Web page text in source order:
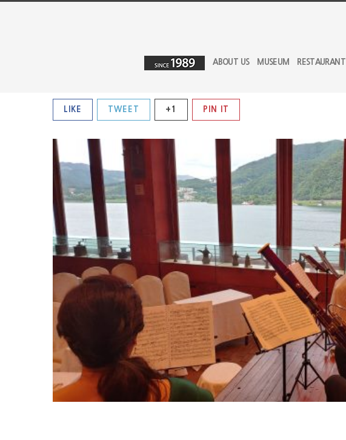
ABOUT US MUSEUM RESTAURANT
LIKE TWEET +1 PIN IT